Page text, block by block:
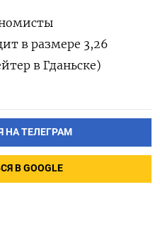
в размере 3,26
в Гданьске)
НА ТЕЛЕГРАМ
В GOOGLE